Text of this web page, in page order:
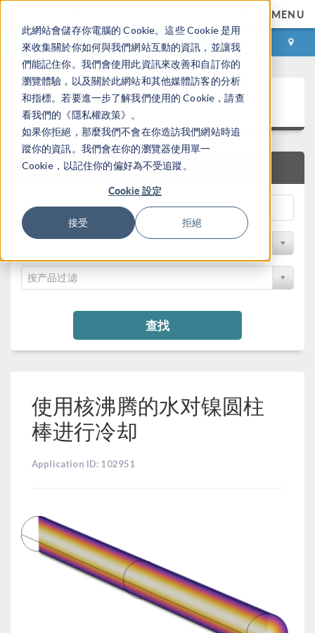
此網站會儲存你電腦的 Cookie。這些 Cookie 是用
來收集關於你如何與我們網站互動的資訊，並讓我
們能記住你。我們會使用此資訊來改善和自訂你的
瀏覽體驗，以及關於此網站和其他媒體訪客的分析
和指標。若要進一步了解我們使用的 Cookie，請查
看我們的《隱私權政策》。
如果你拒絕，那麼我們不會在你造訪我們網站時追
蹤你的資訊。我們會在你的瀏覽器使用單一
Cookie，以記住你的偏好為不受追蹤。
Cookie 設定
接受 拒絕
MENU
登录 咨询与购买
案例下载
快速搜索
按学科过滤
按产品过滤
查找
使用核沸腾的水对镍圆柱
棒进行冷却
Application ID: 102951